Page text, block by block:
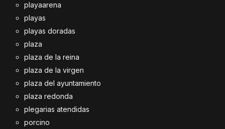
playaarena
playas
playas doradas
plaza
plaza de la reina
plaza de la virgen
plaza del ayuntamiento
plaza redonda
plegarias atendidas
porcino